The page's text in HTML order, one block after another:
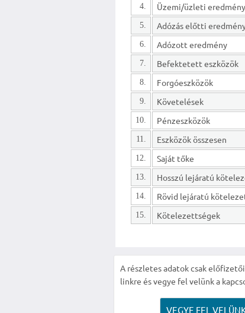
4. Üzemi/üzleti eredmény
5. Adózás előtti
6. Adózott eredmény
7. Befektetett eszközök
8. Forgóeszközök
9. Követelések
10. Pénzeszközök
11. Eszközök összesen
12. Saját tőke
13.
14. Rövid lejáratú
15. Kötelezettségek
A részletes adatok csak
linkre és vegye fel velünk a
VEGYE FEL